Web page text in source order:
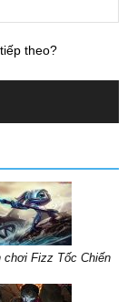
theo?
chơi Fizz Tốc Chiến